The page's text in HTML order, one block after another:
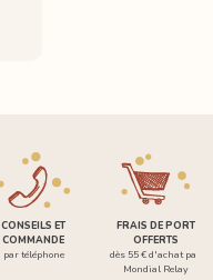
CONSEILS ET
COMMANDE
par téléphone
FRAIS DE PORT
OFFERTS
dès 55 € d'achat par
Mondial Relay